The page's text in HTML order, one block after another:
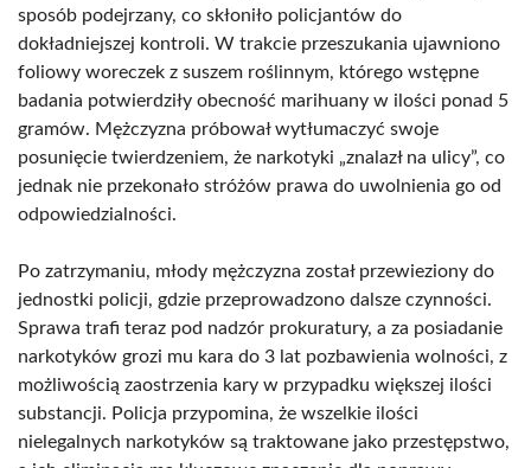
sposób podejrzany, co skłoniło policjantów do
dokładniejszej kontroli. W trakcie przeszukania ujawniono
foliowy woreczek z suszem roślinnym, którego wstępne
badania potwierdziły obecność marihuany w ilości ponad 5
gramów. Mężczyzna próbował wytłumaczyć swoje
posunięcie twierdzeniem, że narkotyki „znalazł na ulicy”, co
jednak nie przekonało stróżów prawa do uwolnienia go od
odpowiedzialności.
Po zatrzymaniu, młody mężczyzna został przewieziony do
jednostki policji, gdzie przeprowadzono dalsze czynności.
Sprawa trafi teraz pod nadzór prokuratury, a za posiadanie
narkotyków grozi mu kara do 3 lat pozbawienia wolności, z
możliwością zaostrzenia kary w przypadku większej ilości
substancji. Policja przypomina, że wszelkie ilości
nielegalnych narkotyków są traktowane jako przestępstwo,